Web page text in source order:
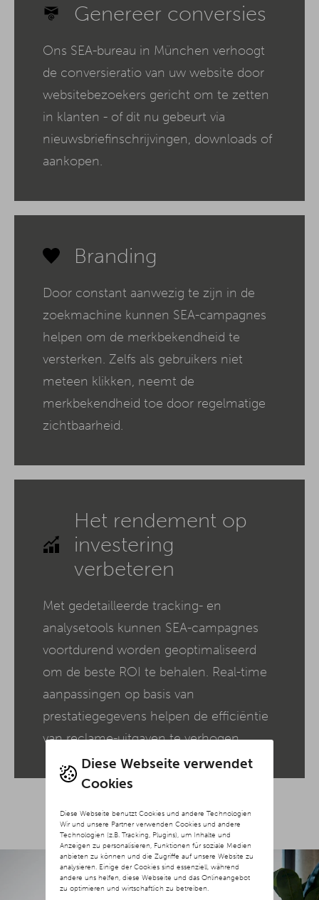
Diese Webseite verwendet
Cookies
Diese Webseite benutzt Cookies und andere Technologien
Wir und unsere Partner verwenden Cookies und andere
Technologien (z.B. Tracking, Plugins), um Inhalte und
Anzeigen zu personalisieren, Funktionen für soziale Medien
anbieten zu können und die Zugriffe auf unsere Website zu
analysieren. Einige der Cookies sind essenziell, während
andere uns helfen, diese Webseite und das Onlineangebot
zu optimieren und wirtschaftlich zu betreiben.
Genereer conversies
Ons SEA-bureau in München verhoogt
de conversieratio van uw website door
websitebezoekers gericht om te zetten
in klanten - of dit nu gebeurt via
nieuwsbriefinschrijvingen, downloads of
aankopen.
Branding
Door constant aanwezig te zijn in de
zoekmachine kunnen SEA-campagnes
helpen om de merkbekendheid te
versterken. Zelfs als gebruikers niet
meteen klikken, neemt de
merkbekendheid toe door regelmatige
zichtbaarheid.
Het rendement op
investering
verbeteren
Met gedetailleerde tracking- en
analysetools kunnen SEA-campagnes
voortdurend worden geoptimaliseerd
om de beste ROI te behalen. Real-time
aanpassingen op basis van
prestatiegegevens helpen de efficiëntie
van reclame-uitgaven te verhogen.